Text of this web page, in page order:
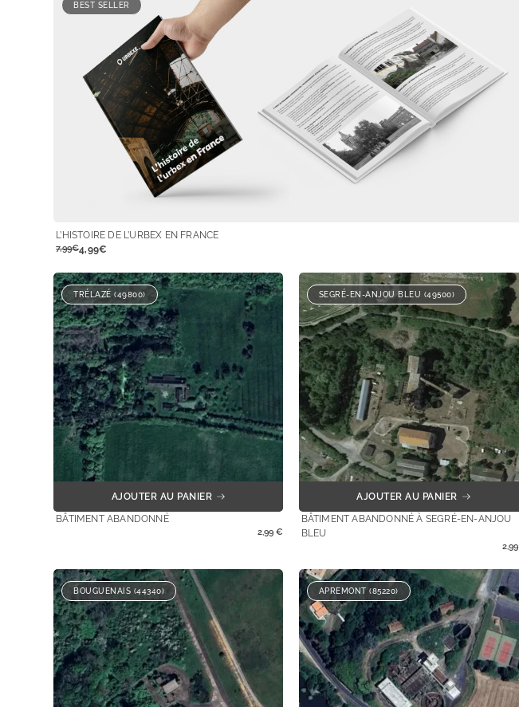
BEST SELLER
L’HISTOIRE DE L’URBEX EN FRANCE
7,99€4,99€
TRÉLAZÉ (49800)
AJOUTER AU PANIER
BÂTIMENT ABANDONNÉ
2,99 €
SEGRÉ-EN-ANJOU BLEU (49500)
AJOUTER AU PANIER
BÂTIMENT ABANDONNÉ À SEGRÉ-EN-ANJOU
BLEU
2,99
BOUGUENAIS (44340) APREMONT (85220)